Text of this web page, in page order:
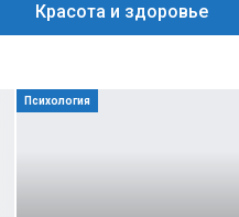
Красота и здоровье
Психология